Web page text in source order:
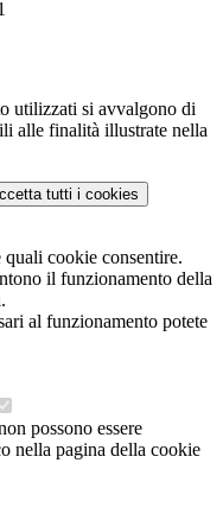
utilizzati si avvalgono di
alle finalità illustrate nella
tutti i cookies
quali cookie consentire.
il funzionamento della
al funzionamento potete
possono essere
nella pagina della cookie